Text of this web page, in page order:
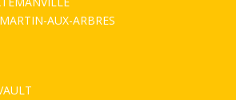
AUX-ARBRES